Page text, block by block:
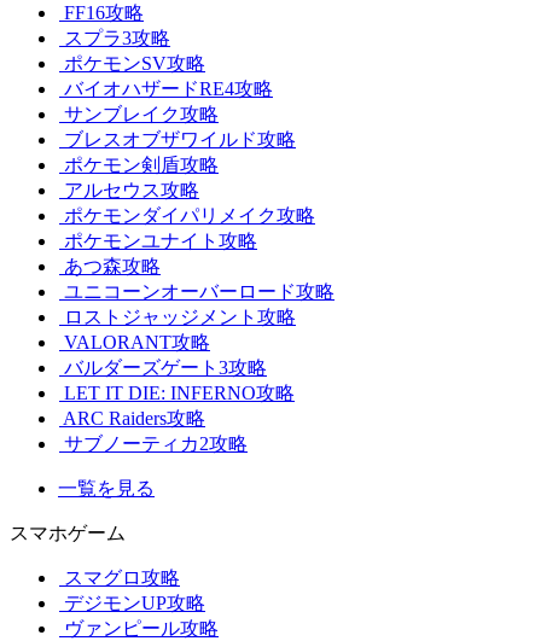
FF16攻略
スプラ3攻略
ポケモンSV攻略
バイオハザードRE4攻略
サンブレイク攻略
ブレスオブザワイルド攻略
ポケモン剣盾攻略
アルセウス攻略
ポケモンダイパリメイク攻略
ポケモンユナイト攻略
あつ森攻略
ユニコーンオーバーロード攻略
ロストジャッジメント攻略
VALORANT攻略
バルダーズゲート3攻略
LET IT DIE: INFERNO攻略
ARC Raiders攻略
サブノーティカ2攻略
一覧を見る
スマホゲーム
スマグロ攻略
デジモンUP攻略
ヴァンピール攻略